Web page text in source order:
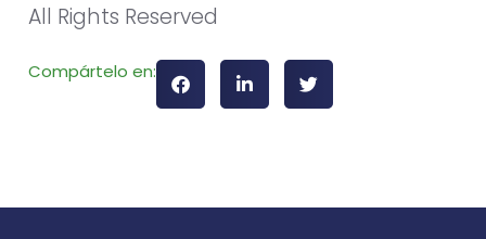
All Rights Reserved
Compártelo en: